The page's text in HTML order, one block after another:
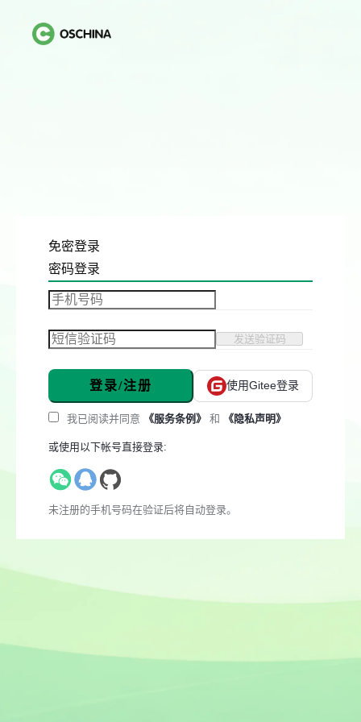
免密登录
密码登录
发送验证码
登录/注册 使用Gitee登录
我已阅读并同意 《服务条例》 和 《隐私声明》
或使用以下帐号直接登录:
未注册的手机号码在验证后将自动登录。